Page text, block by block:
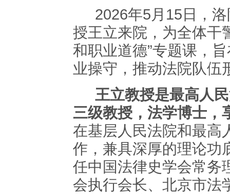
2026年5月15日，
授王立来院，为全体干
和职业道德”专题课，
业操守，推动法院队伍
王立教授是最高人
三级教授，法学博士，
在基层人民法院和最高
作，兼具深厚的理论功
任中国法律史学会常务
会执行会长、北京市法